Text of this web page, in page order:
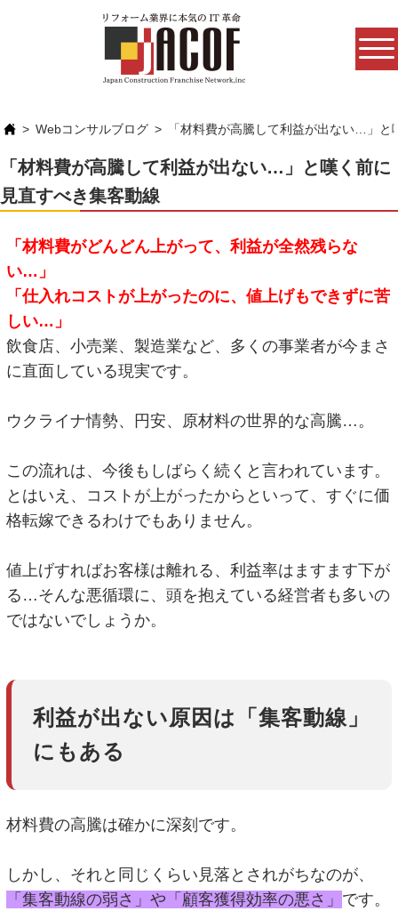
Webコンサルブログ 「材料費が高騰して利益が出ない…」
「材料費が高騰して利益が出ない…」と嘆く前に
見直すべき集客動線
「材料費がどんどん上がって、利益が全然残らな
い…」
「仕入れコストが上がったのに、値上げもできずに苦
しい…」
飲食店、小売業、製造業など、多くの事業者が今まさ
に直面している現実です。
ウクライナ情勢、円安、原材料の世界的な高騰…。
この流れは、今後もしばらく続くと言われています。
とはいえ、コストが上がったからといって、すぐに価
格転嫁できるわけでもありません。
値上げすればお客様は離れる、利益率はますます下が
る…そんな悪循環に、頭を抱えている経営者も多いの
ではないでしょうか。
利益が出ない原因は「集客動線」
にもある
材料費の高騰は確かに深刻です。
しかし、それと同じくらい見落とされがちなのが、
「集客動線の弱さ」や「顧客獲得効率の悪さ」 です。